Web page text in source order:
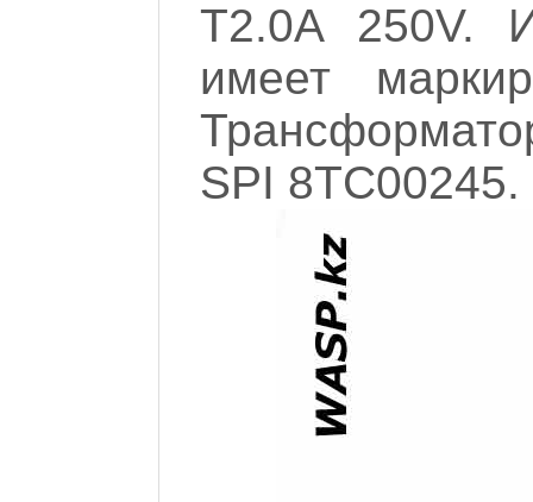
T2.0A 250V.
имеет
SPI 8TC00245.